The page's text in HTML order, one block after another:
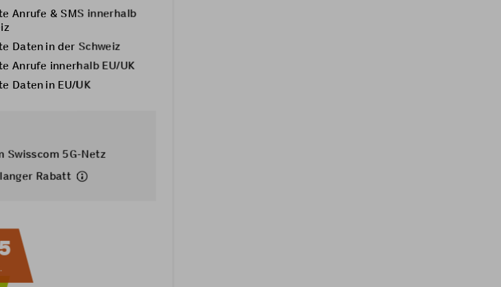
Anrufe & SMS innerhalb
Daten in der Schweiz
Anrufe innerhalb EU/UK
Daten in EU/UK
Swisscom 5G-Netz
Rabatt